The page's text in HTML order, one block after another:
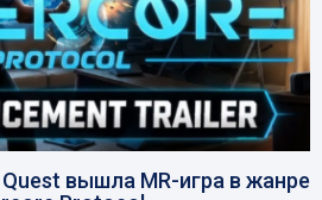
вышла MR-игра в жанре